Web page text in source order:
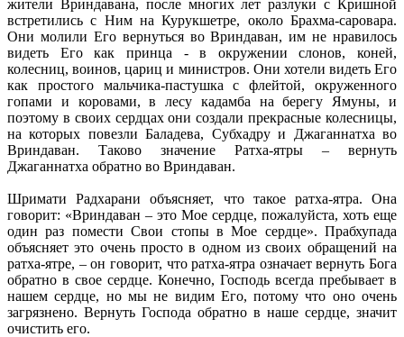
жители Вриндавана, после многих лет разлуки с Кришной
встретились с Ним на Курукшетре, около Брахма-саровара.
Они молили Его вернуться во Вриндаван, им не нравилось
видеть Его как принца - в окружении слонов, коней,
колесниц, воинов, цариц и министров. Они хотели видеть Его
как простого мальчика-пастушка с флейтой, окруженного
гопами и коровами, в лесу кадамба на берегу Ямуны, и
поэтому в своих сердцах они создали прекрасные колесницы,
на которых повезли Баладева, Субхадру и Джаганнатха во
Вриндаван. Таково значение Ратха-ятры – вернуть
Джаганнатха обратно во Вриндаван.
Шримати Радхарани объясняет, что такое ратха-ятра. Она
говорит: «Вриндаван – это Мое сердце, пожалуйста, хоть еще
один раз помести Свои стопы в Мое сердце». Прабхупада
объясняет это очень просто в одном из своих обращений на
ратха-ятре, – он говорит, что ратха-ятра означает вернуть Бога
обратно в свое сердце. Конечно, Господь всегда пребывает в
нашем сердце, но мы не видим Его, потому что оно очень
загрязнено. Вернуть Господа обратно в наше сердце, значит
очистить его.